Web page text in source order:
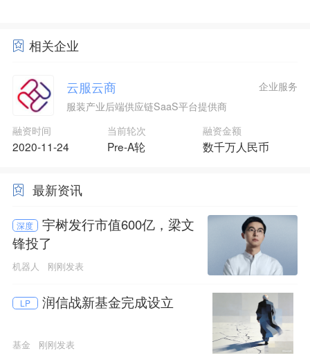
相关企业
云服云商
服装产业后端供应链SaaS平台提供商
企业服务
融资时间
2020-11-24
当前轮次
Pre-A轮
融资金额
数千万人民币
最新资讯
深度
宇树发行市值600亿，梁文
锋投了
机器人 刚刚发表
LP 润信战新基金完成设立
基金 刚刚发表